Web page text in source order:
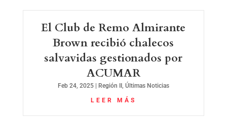
El Club de Remo Almirante
Brown recibió chalecos
salvavidas gestionados por
ACUMAR
Feb 24, 2025| Región II, Últimas Noticias
LEER MÁS